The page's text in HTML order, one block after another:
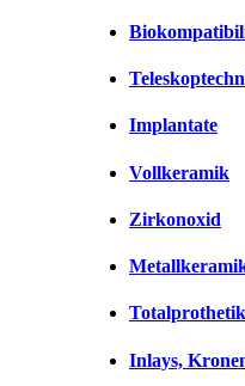
Implantate
Vollkeramik
Zirkonoxid
Totalprothetik
Inlays,